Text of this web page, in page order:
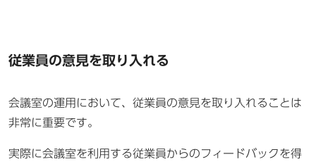
従業員の意見を取り入れる
会議室の運用において、従業員の意見を取り入れることは
非常に重要です。
実際に会議室を利用する従業員からのフィードバックを得